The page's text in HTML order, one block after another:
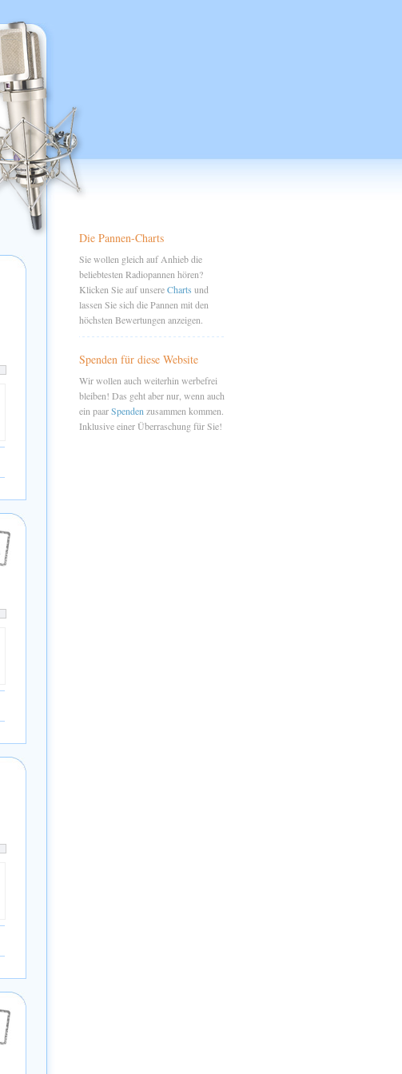
Die Pannen-Charts
Sie wollen gleich auf Anhieb die
beliebtesten Radiopannen hören?
Klicken Sie auf unsereCharts und
lassen Sie sich die Pannen mit den
höchsten Bewertungen anzeigen.
Spenden für diese Website
Wir wollen auch weiterhin werbefrei
bleiben! Das geht aber nur, wenn auch
ein paarSpenden zusammen kommen.
Inklusive einer Überraschung für Sie!